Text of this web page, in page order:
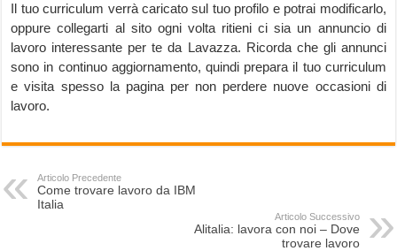
Il tuo curriculum verrà caricato sul tuo profilo e potrai modificarlo,
oppure collegarti al sito ogni volta ritieni ci sia un annuncio di
lavoro interessante per te da Lavazza. Ricorda che gli annunci
sono in continuo aggiornamento, quindi prepara il tuo curriculum
e visita spesso la pagina per non perdere nuove occasioni di
lavoro.
Articolo Precedente
Come trovare lavoro da IBM
Italia
Articolo Successivo
Alitalia: lavora con noi – Dove
trovare lavoro